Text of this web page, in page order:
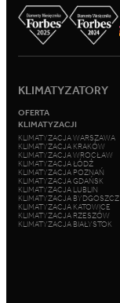
KLIMATYZATORY
OFERTA
KLIMATYZACJI
KLIMATYZACJA WARSZAWA
KLIMATYZACJA KRAKÓW
KLIMATYZACJA WROCŁAW
KLIMATYZACJA ŁÓDŹ
KLIMATYZACJA POZNAŃ
KLIMATYZACJA GDAŃSK
KLIMATYZACJA LUBLIN
KLIMATYZACJA BYDGOSZCZ
KLIMATYZACJA KATOWICE
KLIMATYZACJA RZESZÓW
KLIMATYZACJA BIAŁYSTOK